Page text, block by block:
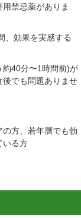
禁忌薬がありま
、効果を実感する
約40分〜1時間前)が
でも問題ありませ
方、若年層でも勃
いる方